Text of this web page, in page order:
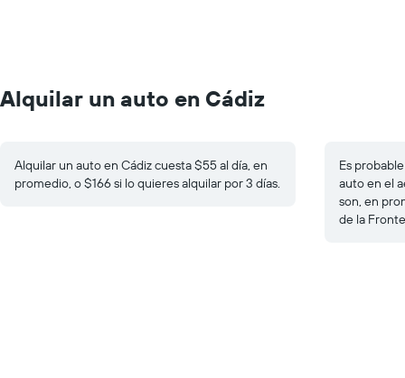
Alquilar un auto en Cádiz
Alquilar un auto en Cádiz cuesta $55 al día, en
promedio, o $166 si lo quieres alquilar por 3 días.
Es
auto en el
son, en
de la